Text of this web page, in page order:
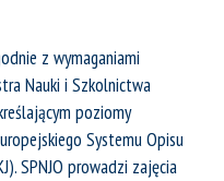
z wymaganiami
Nauki i Szkolnictwa
poziomy
Systemu Opisu
SPNJO prowadzi zajęcia